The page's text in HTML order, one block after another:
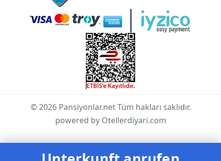
© 2026 Pansiyonlar.net Tüm hakları saklıdır.
powered by Otellerdiyari.com